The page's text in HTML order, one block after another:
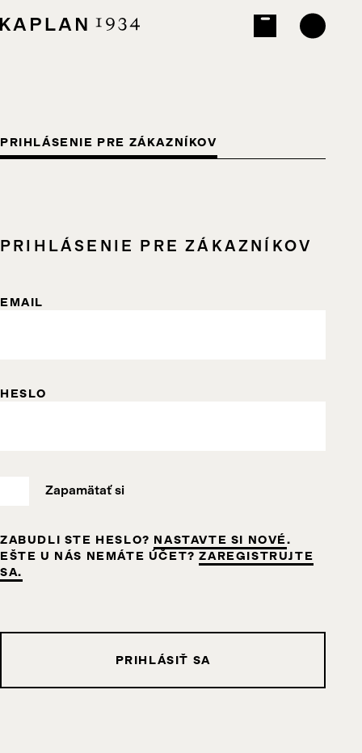
PRIHLÁSENIE PRE ZÁKAZNÍKOV
PRIHLÁSENIE PRE ZÁKAZNÍKOV
EMAIL
HESLO
Zapamätať si
ZABUDLI STE HESLO? NASTAVTE SI NOVÉ.
EŠTE U NÁS NEMÁTE ÚČET?ZAREGISTRUJTE
SA.
PRIHLÁSIŤ SA